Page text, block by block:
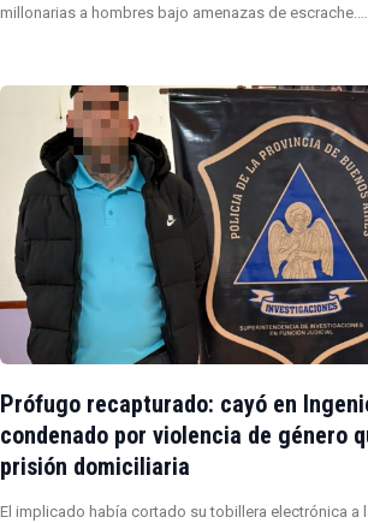
millonarias a hombres bajo amenazas de escrache.…
Prófugo recapturado: cayó en
condenado por violencia de género
prisión domiciliaria
El implicado había cortado su tobillera electrónica a